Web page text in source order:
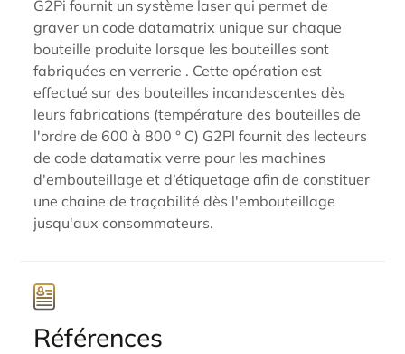
G2Pi fournit un système laser qui permet de
graver un code datamatrix unique sur chaque
bouteille produite lorsque les bouteilles sont
fabriquées en verrerie . Cette opération est
effectué sur des bouteilles incandescentes dès
leurs fabrications (température des bouteilles de
l'ordre de 600 à 800 ° C) G2PI fournit des lecteurs
de code datamatix verre pour les machines
d'embouteillage et d’étiquetage afin de constituer
une chaine de traçabilité dès l'embouteillage
jusqu'aux consommateurs.
Références